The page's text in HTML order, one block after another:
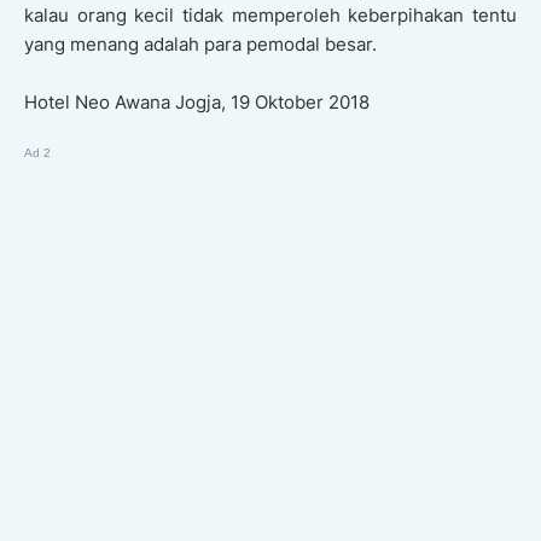
kalau orang kecil tidak memperoleh keberpihakan tentu
yang menang adalah para pemodal besar.
Hotel Neo Awana Jogja, 19 Oktober 2018
Ad 2